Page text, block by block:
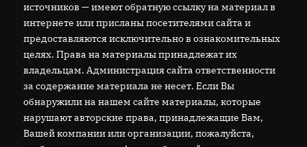
источников — имеют обратную ссылку на материал в
интернете или присланы посетителями сайта и
предоставляются исключительно в ознакомительных
целях. Права на материалы принадлежат их
владельцам. Администрация сайта ответственности
за содержание материала не несет. Если Вы
обнаружили на нашем сайте материалы, которые
нарушают авторские права, принадлежащие Вам,
Вашей компании или организации, пожалуйста,